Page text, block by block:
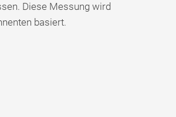
Diese Messung wird
basiert.